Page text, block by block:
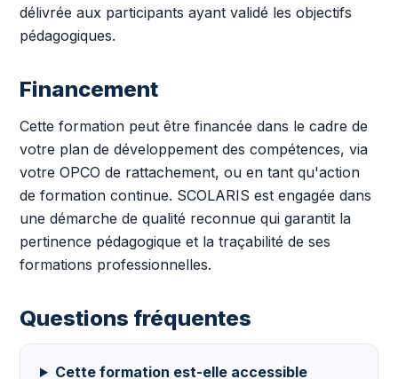
délivrée aux participants ayant validé les objectifs
pédagogiques.
Financement
Cette formation peut être financée dans le cadre de
votre plan de développement des compétences, via
votre OPCO de rattachement, ou en tant qu'action
de formation continue. SCOLARIS est engagée dans
une démarche de qualité reconnue qui garantit la
pertinence pédagogique et la traçabilité de ses
formations professionnelles.
Questions fréquentes
Cette formation est-elle accessible